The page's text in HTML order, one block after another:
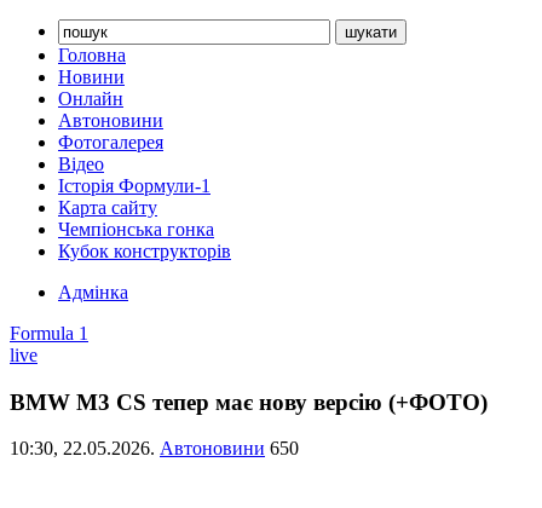
Головна
Новини
Онлайн
Автоновини
Фотогалерея
Відео
Історія Формули-1
Карта сайту
Чемпіонська гонка
Кубок конструкторів
Адмінка
Formula 1
live
BMW M3 CS тепер має нову версію (+ФОТО)
10:30, 22.05.2026. Автоновини 650